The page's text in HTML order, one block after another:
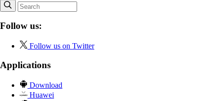
Follow us:
Follow us on Twitter
Applications
Download
Huawei